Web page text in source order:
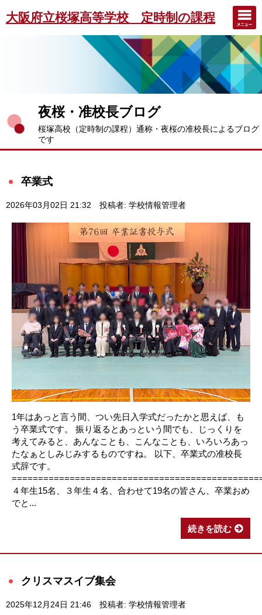
大阪府立桜塚高等学校 定時制の課程
夜桜・准校長ブログ
桜塚高校（定時制の課程）通称・夜桜の准校長によるブログ
です
卒業式
2026年03月02日 21:32 投稿者: 学校情報管理者
1年はあっと言う間、つい先日入学式だったかと思えば、も
う卒業式です。 振り返るとあっという間でも、じっくりを
考えてみると、あんなことも、こんなことも、いろいろあっ
たなぁとしみじみするものですね。 以下、卒業式の准校長
式辞です。
４年生15名、３年生４名、合わせて19名の皆さん、卒業おめ
でと...
続きを読む
クリスマスイブ集会
2025年12月24日 21:46 投稿者: 学校情報管理者